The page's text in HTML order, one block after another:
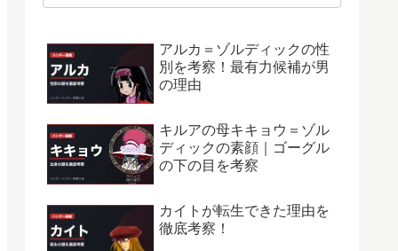
アルカ＝ゾルディックの性
別を考察！最有力候補が男
の理由
キルアの母キキョウ＝ゾル
ディックの素顔｜ゴーグル
の下の目を考察
カイトが転生できた理由を
徹底考察！